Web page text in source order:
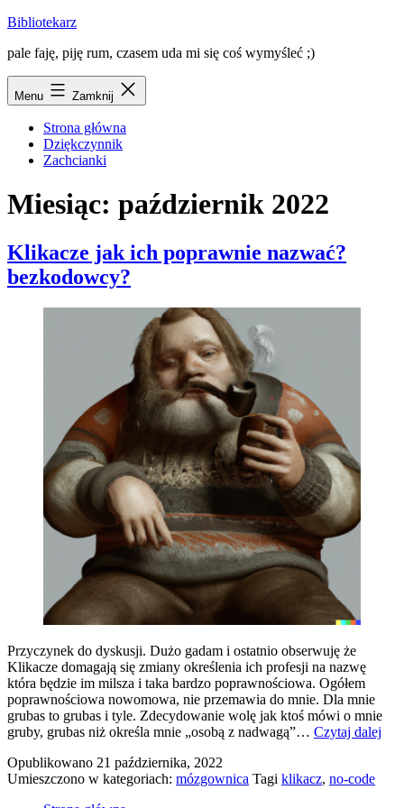
Przejdź
treści
Bibliotekarz
pale faję, piję rum, czasem uda mi się coś wymyśleć ;)
Menu Zamknij
Strona główna
Dziękczynnik
Zachcianki
Miesiąc: październik 2022
Klikacze jak ich poprawnie nazwać?
bezkodowcy?
Przyczynek do dyskusji. Dużo gadam i ostatnio obserwuję że
Klikacze domagają się zmiany określenia ich profesji na nazwę
która będzie im milsza i taka bardzo poprawnościowa. Ogółem
poprawnościowa nowomowa, nie przemawia do mnie. Dla mnie
grubas to grubas i tyle. Zdecydowanie wolę jak ktoś mówi o mnie
gruby, grubas niż określa mnie „osobą z nadwagą”… Czytaj dalej
Opublikowano 21 października, 2022
Umieszczono w kategoriach: mózgownica Tagi klikacz, no-code